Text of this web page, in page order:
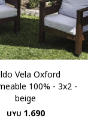
Vela Oxford
100% - 3x2 -
beige
UYU 1.690